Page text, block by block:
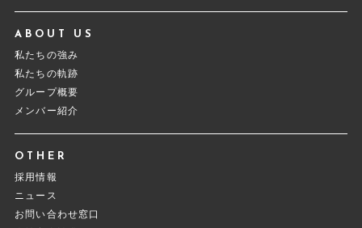
ABOUT US
私たちの強み
私たちの軌跡
グループ概要
メンバー紹介
OTHER
採用情報
ニュース
お問い合わせ窓口